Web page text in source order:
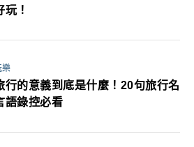
玩！
樂
行的意義到底是什麼！20句旅行名
語錄控必看